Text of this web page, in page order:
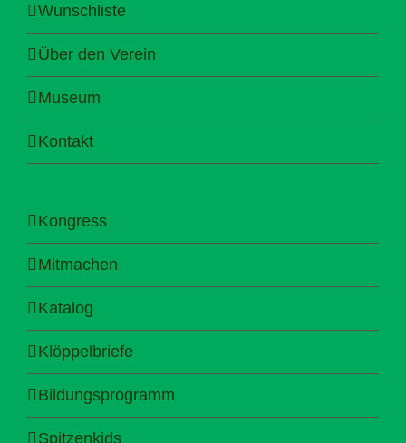
Wunschliste
Über den Verein
Museum
Kontakt
Kongress
Mitmachen
Katalog
Klöppelbriefe
Bildungsprogramm
Spitzenkids